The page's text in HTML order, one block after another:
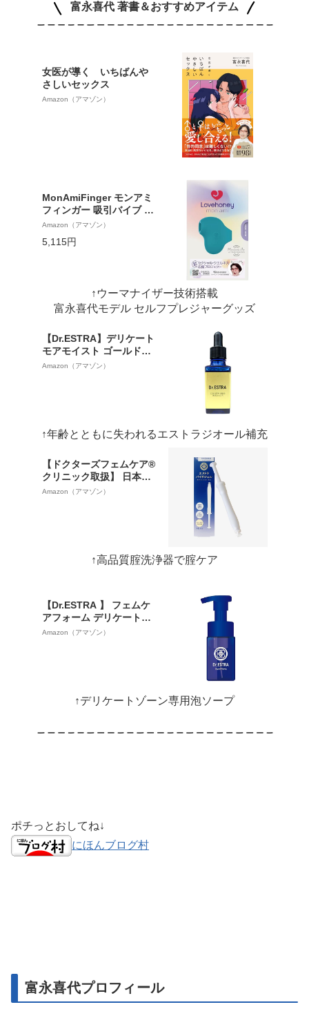
富永喜代 著書＆おすすめアイテム
女医が導く いちばんや
さしいセックス
Amazon（アマゾン）
MonAmiFinger モンアミ
フィンガー 吸引バイブ 吸
うバイブ 大人の吸うやつ
omanizer ウーマナイザー
製 Lovehoney
Amazon（アマゾン）
5,115円
↑ウーマナイザー技術搭載
富永喜代モデル セルフプレジャーグッズ
【Dr.ESTRA】デリケート
モアモイスト ゴールドエ
ッセンス（エストラジオ
Amazon（アマゾン）
↑年齢とともに失われるエストラジオール補充
【ドクターズフェムケア®
クリニック取扱】 日本
製・保存料ゼロ・腟洗浄
許取得 ｜ 管理医療機器取
Amazon（アマゾン）
↑高品質腟洗浄器で腟ケア
【Dr.ESTRA 】 フェムケ
アフォーム デリケートゾ
ーン 泡 ソープ 石鹸 日本
み かゆみ 保湿フェムケア
Amazon（アマゾン）
↑デリケートゾーン専用泡ソープ
ポチっとおしてね↓
にほんブログ村
富永喜代プロフィール